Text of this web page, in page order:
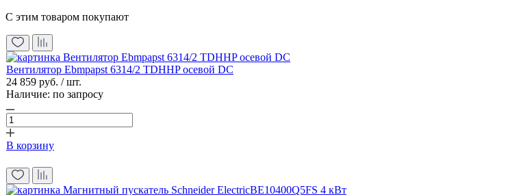
С этим товаром покупают
Вентилятор Ebmpapst 6314/2 TDHHP осевой DC
24 859 руб. / шт.
Наличие: по запросу
В корзину